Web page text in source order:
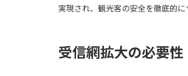
実現され、観光客の安全を徹底的に
受信網拡大の必要性